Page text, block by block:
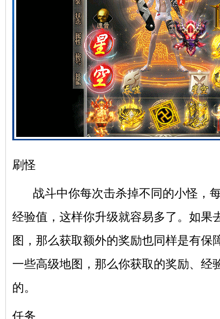
刷怪
战斗中你每次击杀掉不同的小怪，
经验值，这样你升级就容易多了。如果
图，那么获取额外的奖励也同样是有保
一些高级地图，那么你获取的奖励、经
的。
任务